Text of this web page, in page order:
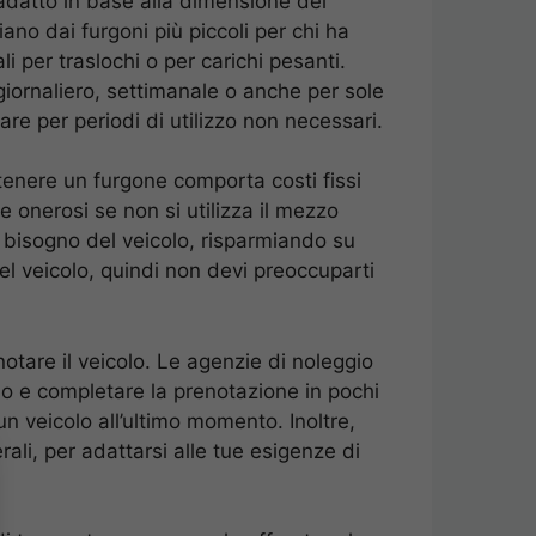
dai furgoni più piccoli per chi ha
per traslochi o per carichi pesanti.
settimanale o anche per sole
per periodi di utilizzo non necessari.
un furgone comporta costi fissi
onerosi se non si utilizza il mezzo
del veicolo, risparmiando su
veicolo, quindi non devi preoccuparti
il veicolo. Le agenzie di noleggio
e completare la prenotazione in pochi
veicolo all’ultimo momento. Inoltre,
per adattarsi alle tue esigenze di